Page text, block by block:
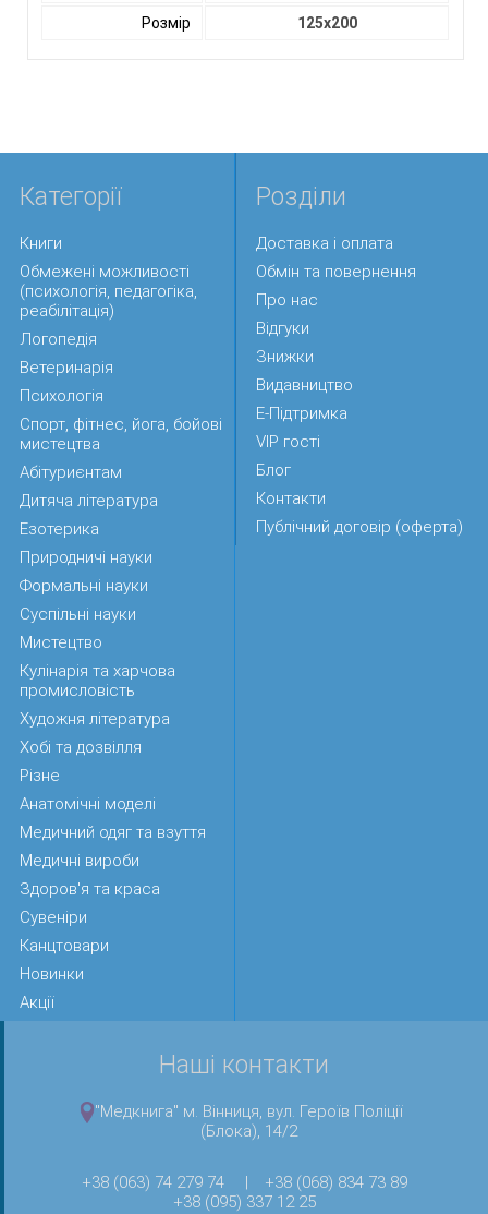
Розмір 125х200
Категорії
Книги
Обмежені можливості
(психологія, педагогіка,
реабілітація)
Логопедія
Ветеринарія
Психологія
Спорт, фітнес, йога, бойові
мистецтва
Абітуриєнтам
Дитяча література
Езотерика
Природничі науки
Формальні науки
Суспільні науки
Мистецтво
Кулінарія та харчова
промисловість
Художня література
Хобі та дозвілля
Різне
Анатомічні моделі
Медичний одяг та взуття
Медичні вироби
Здоров'я та краса
Сувеніри
Канцтовари
Новинки
Акції
Розділи
Доставка і оплата
Обмін та повернення
Про нас
Відгуки
Знижки
Видавництво
Е-Підтримка
VIP гості
Блог
Контакти
Публічний договір (оферта)
Наші контакти
"Медкнига" м. Вінниця, вул. Героїв Поліції
(Блока), 14/2
+38 (063) 74 279 74 |
+38 (068) 834 73 89
+38 (095) 337 12 25